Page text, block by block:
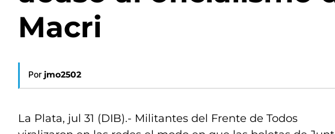
Macri
Por jmo2502
La Plata, jul 31 (DIB).- Militantes del Frente de Todos